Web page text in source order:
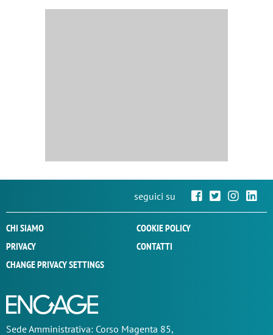
seguici su
CHI SIAMO
COOKIE POLICY
PRIVACY
CONTATTI
CHANGE PRIVACY SETTINGS
SedeAmministrativa: Corso Magenta 85,